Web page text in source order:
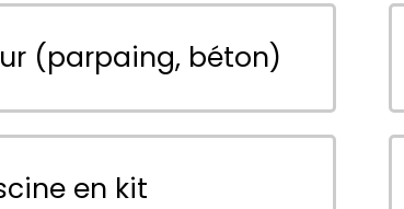
(parpaing, béton)
en kit